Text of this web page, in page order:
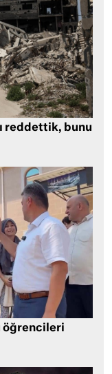
reddettik, bunu
öğrencileri